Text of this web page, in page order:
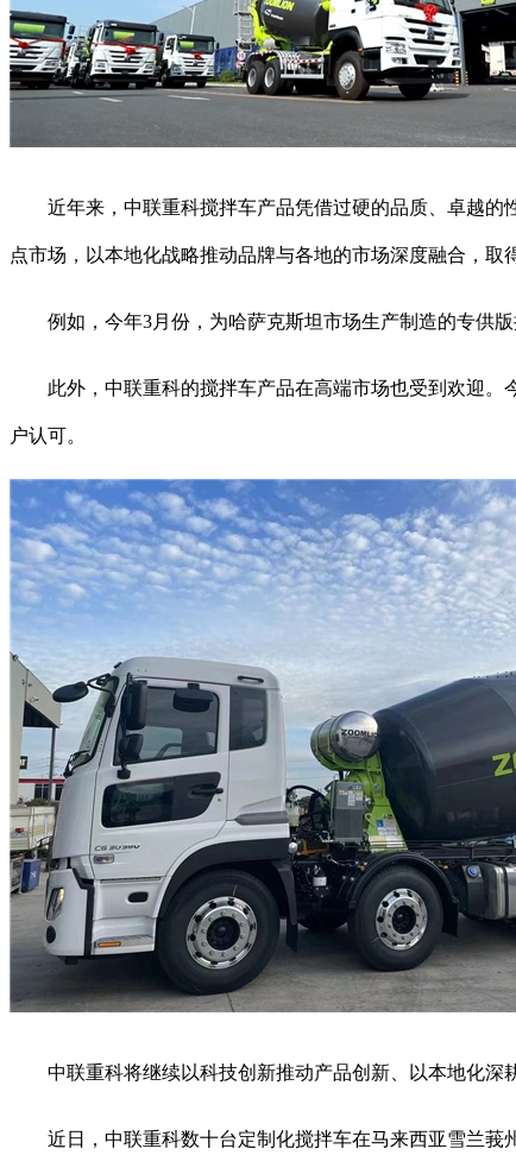
近年来，中联重科搅拌车产品凭借过硬的品质、卓越的
点市场，以本地化战略推动品牌与各地的市场深度融合，取
例如，今年3月份，为哈萨克斯坦市场生产制造的专供版
此外，中联重科的搅拌车产品在高端市场也受到欢迎。
户认可。
中联重科将继续以科技创新推动产品创新、以本地化深
近日，中联重科数十台定制化搅拌车在马来西亚雪兰莪